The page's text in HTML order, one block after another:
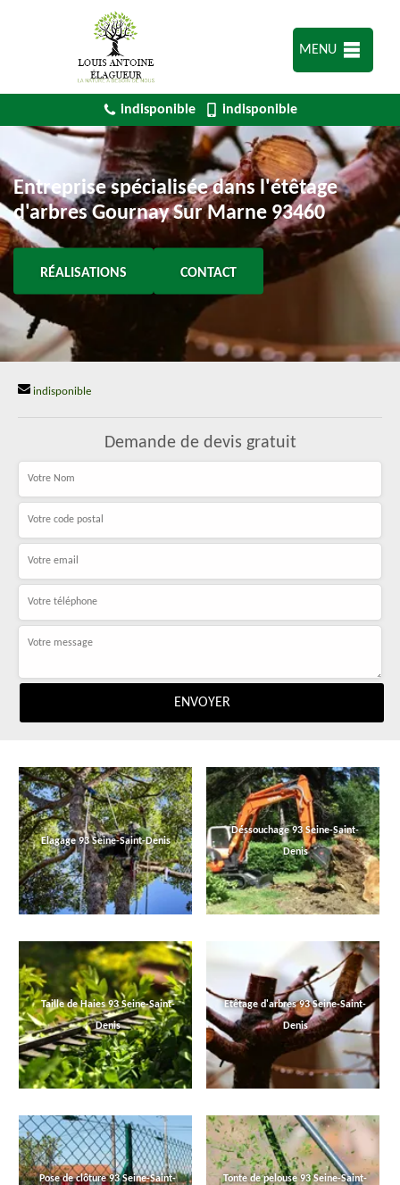
MENU
indisponible indisponible
Entreprise spécialisée dans l'étêtage
d'arbres Gournay Sur Marne 93460
RÉALISATIONS CONTACT
indisponible
Demande de devis gratuit
Elagage 93 Seine-Saint-Denis
Déssouchage 93 Seine-Saint-
Denis
Taille de Haies 93 Seine-Saint-
Denis
Etêtage d'arbres 93 Seine-Saint-
Denis
Pose de clôture 93 Seine-Saint-
Tonte de pelouse 93 Seine-Saint-